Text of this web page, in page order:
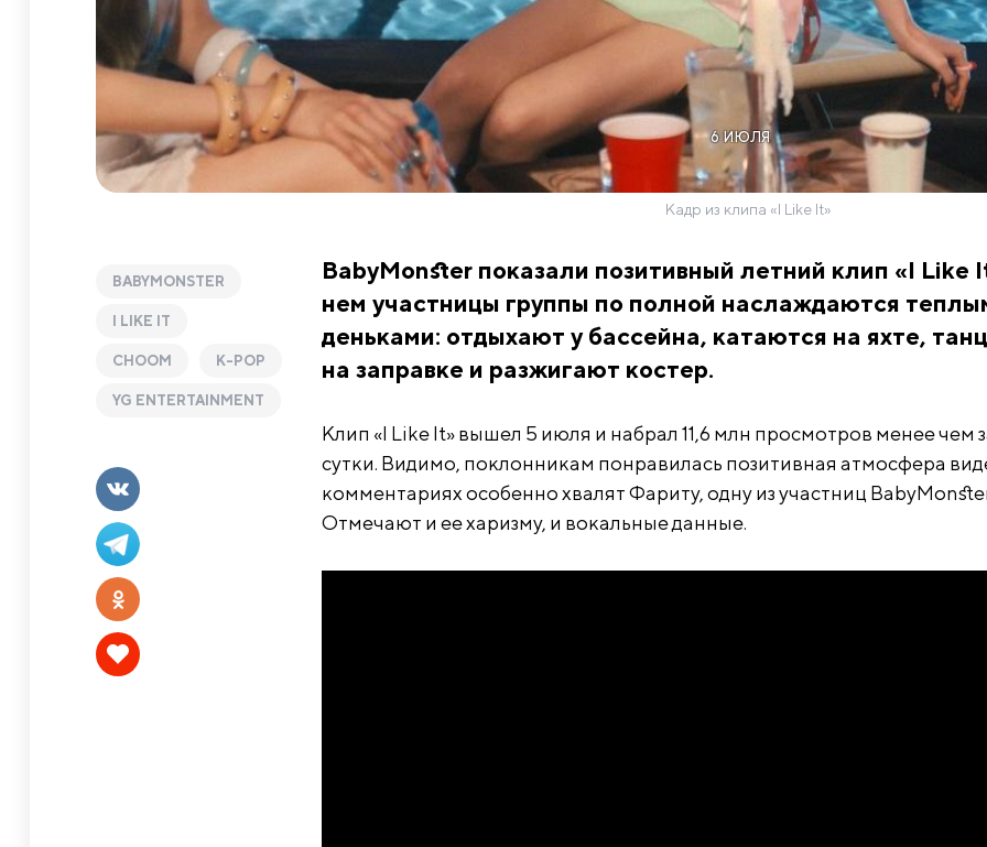
6 ИЮЛЯ
Кадр из клипа «I Like It»
BABYMONSTER
I LIKE IT
CHOOM K-POP
YG ENTERTAINMENT
BabyMonster показали позитивный летний клип «I Like
нем участницы группы по полной наслаждаются
деньками: отдыхают у бассейна, катаются на яхте,
на заправке и разжигают костер.
Клип «I Like It» вышел 5 июля и набрал 11,6 млн просмотров менее чем
сутки. Видимо, поклонникам понравилась позитивная атмосфера
комментариях особенно хвалят Фариту, одну из участниц
Отмечают и ее харизму, и вокальные данные.